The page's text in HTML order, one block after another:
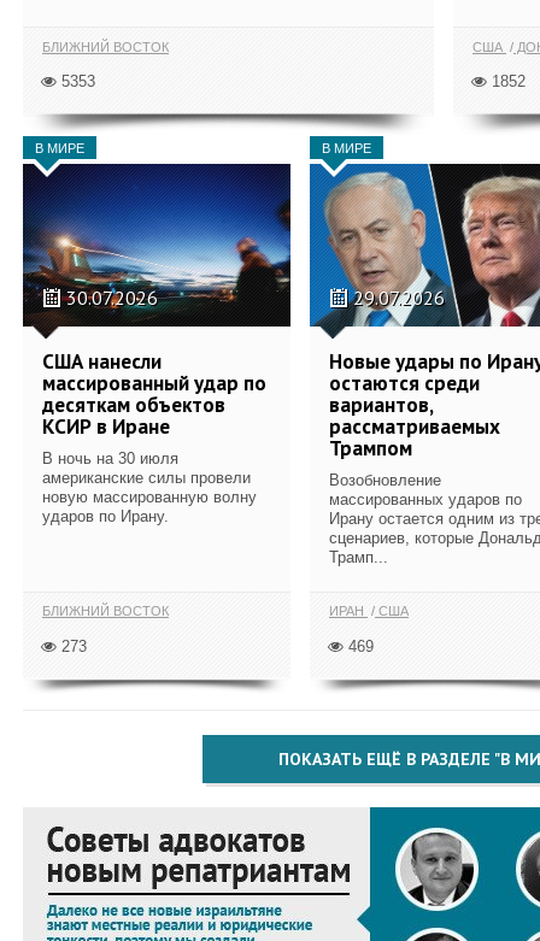
БЛИЖНИЙ ВОСТОК
5353
США
1852
В МИРЕ
30.07.2026
США нанесли
массированный удар по
десяткам объектов
КСИР в Иране
В ночь на 30 июля
американские силы провели
новую массированную волну
ударов по Ирану.
БЛИЖНИЙ ВОСТОК
273
В МИРЕ
29.07.2026
Новые удары по
остаются среди
вариантов,
рассматриваемых
Трампом
Возобновление
массированных ударов по
Ирану остается одним из
сценариев, которые
Трамп...
ИРАН США
469
ПОКАЗАТЬ ЕЩЁ В РАЗДЕЛЕ "В